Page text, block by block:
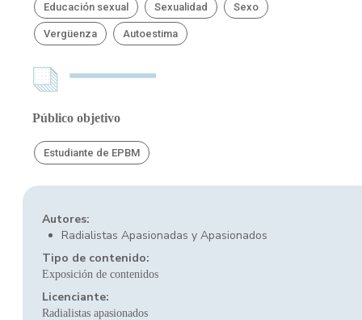
Educación sexual Sexualidad Sexo
Vergüenza Autoestima
Público objetivo
Estudiante de EPBM
Autores:
Radialistas Apasionadas y Apasionados
Tipo de contenido:
Exposición de contenidos
Licenciante:
Radialistas apasionados